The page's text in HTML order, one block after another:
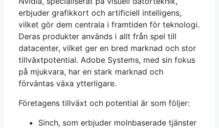
erbjuder grafikkort och artificiell intelligens,
vilket gör dem centrala i framtiden för teknologi.
Deras produkter används i allt från spel till
datacenter, vilket ger en bred marknad och stor
tillväxtpotential. Adobe Systems, med sin fokus
på mjukvara, har en stark marknad och
förväntas växa ytterligare.
Företagens tillväxt och potential är som följer:
Sinch, som erbjuder molnbaserade tjänster